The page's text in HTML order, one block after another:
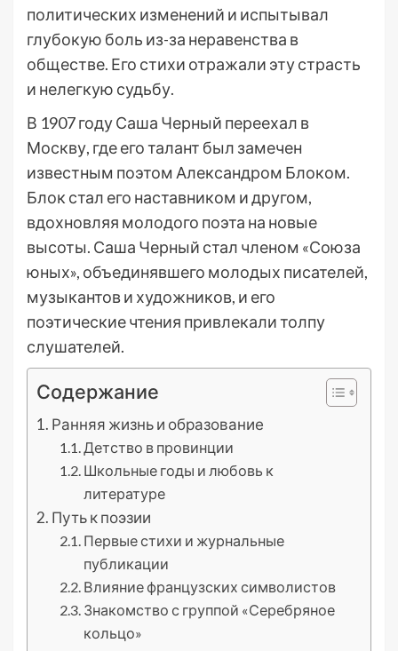
политических изменений и испытывал
глубокую боль из-за неравенства в
обществе. Его стихи отражали эту страсть
и нелегкую судьбу.
В 1907 году Саша Черный переехал в
Москву, где его талант был замечен
известным поэтом Александром Блоком.
Блок стал его наставником и другом,
вдохновляя молодого поэта на новые
высоты. Саша Черный стал членом «Союза
юных», объединявшего молодых писателей,
музыкантов и художников, и его
поэтические чтения привлекали толпу
слушателей.
Содержание
Ранняя жизнь и образование
Детство в провинции
Школьные годы и любовь к
литературе
Путь к поэзии
Первые стихи и журнальные
публикации
Влияние французских символистов
Знакомство с группой «Серебряное
кольцо»